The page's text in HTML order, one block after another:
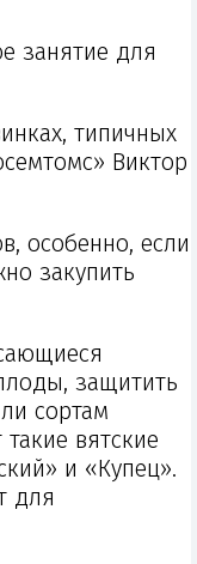
занятие для
типичных
Виктор
особенно, если
закупить
защитить
сортам
вятские
и «Купец».
для